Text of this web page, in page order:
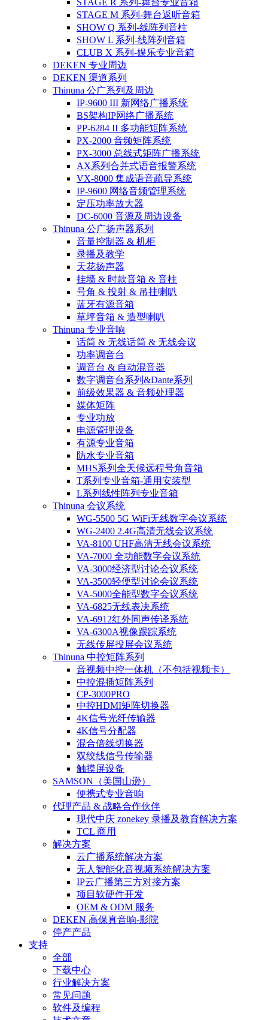
STAGE R 系列-舞台专业音箱
STAGE M 系列-舞台返听音箱
SHOW Q 系列-线阵列音柱
SHOW L 系列-线阵列音箱
CLUB X 系列-娱乐专业音箱
DEKEN 专业周边
DEKEN 渠道系列
Thinuna 公广系列及周边
IP-9600 III 新网络广播系统
BS架构IP网络广播系统
PP-6284 II 多功能矩阵系统
PX-2000 音频矩阵系统
PX-3000 总线式矩阵广播系统
AX系列合并式语音报警系统
VX-8000 集成语音疏导系统
IP-9600 网络音频管理系统
定压功率放大器
DC-6000 音源及周边设备
Thinuna 公广扬声器系列
音量控制器 & 机柜
录播及教学
天花扬声器
挂墙 & 时款音箱 & 音柱
号角 & 投射 & 吊挂喇叭
蓝牙有源音箱
草坪音箱 & 造型喇叭
Thinuna 专业音响
话筒 & 无线话筒 & 无线会议
功率调音台
调音台 & 自动混音器
数字调音台系列&Dante系列
前级效果器 & 音频处理器
媒体矩阵
专业功放
电源管理设备
有源专业音箱
防水专业音箱
MHS系列全天候远程号角音箱
T系列专业音箱-通用安装型
L系列线性阵列专业音箱
Thinuna 会议系统
WG-5500 5G WiFi无线数字会议系统
WG-2400 2.4G高清无线会议系统
VA-8100 UHF高清无线会议系统
VA-7000 全功能数字会议系统
VA-3000经济型讨论会议系统
VA-3500轻便型讨论会议系统
VA-5000全能型数字会议系统
VA-6825无线表决系统
VA-6912红外同声传译系统
VA-6300A视像跟踪系统
无线传屏投屏会议系统
Thinuna 中控矩阵系列
音视频中控一体机（不包括视频卡）
中控混插矩阵系列
CP-3000PRO
中控HDMI矩阵切换器
4K信号光纤传输器
4K信号分配器
混合倍线切换器
双绞线信号传输器
触摸屏设备
SAMSON（美国山逊）
便携式专业音响
代理产品 & 战略合作伙伴
现代中庆 zonekey 录播及教育解决方案
TCL 商用
解决方案
云广播系统解决方案
无人智能化音视频系统解决方案
IP云广播第三方对接方案
项目软硬件开发
OEM & ODM 服务
DEKEN 高保真音响-影院
停产产品
支持
全部
下载中心
行业解决方案
常见问题
软件及编程